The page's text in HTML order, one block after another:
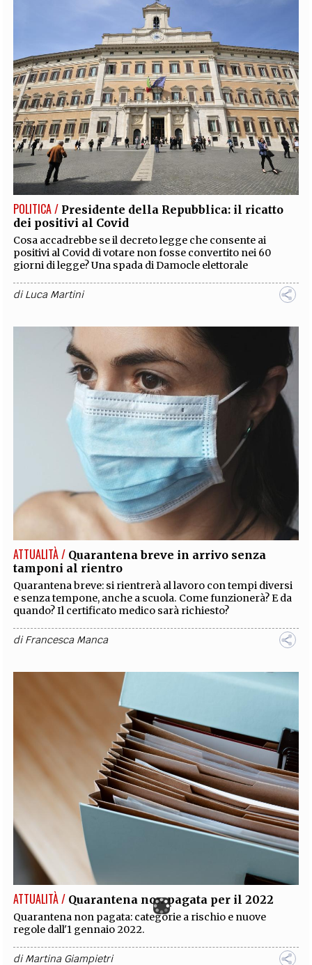
POLITICA / Presidente della Repubblica: il ricatto
dei positivi al Covid
Cosa accadrebbe se il decreto legge che consente ai
positivi al Covid di votare non fosse convertito nei 60
giorni di legge? Una spada di Damocle elettorale
diLuca Martini
ATTUALITÀ / Quarantena breve in arrivo senza
tamponi al rientro
Quarantena breve: si rientrerà al lavoro con tempi diversi
e senza tempone, anche a scuola. Come funzionerà? E da
quando? Il certificato medico sarà richiesto?
diFrancesca Manca
ATTUALITÀ / Quarantena non pagata per il 2022
Quarantena non pagata: categorie a rischio e nuove
regole dall'1 gennaio 2022.
diMartina Giampietri